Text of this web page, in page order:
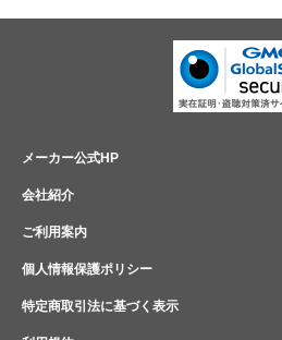
メーカー公式HP
会社紹介
ご利用案内
個人情報保護ポリシー
特定商取引法に基づく表示